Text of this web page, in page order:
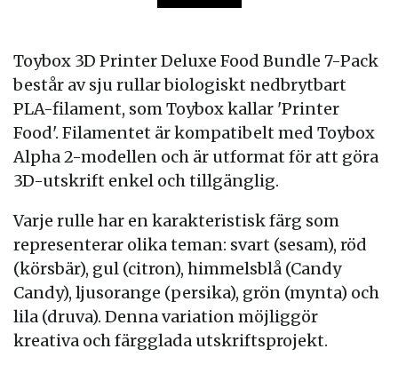
Toybox 3D Printer Deluxe Food Bundle 7-Pack
består av sju rullar biologiskt nedbrytbart
PLA-filament, som Toybox kallar 'Printer
Food'. Filamentet är kompatibelt med Toybox
Alpha 2-modellen och är utformat för att göra
3D-utskrift enkel och tillgänglig.
Varje rulle har en karakteristisk färg som
representerar olika teman: svart (sesam), röd
(körsbär), gul (citron), himmelsblå (Candy
Candy), ljusorange (persika), grön (mynta) och
lila (druva). Denna variation möjliggör
kreativa och färgglada utskriftsprojekt.